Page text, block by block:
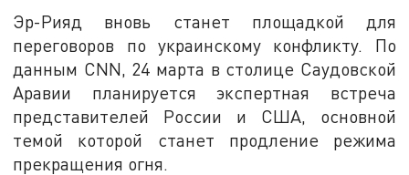
Эр-Рияд вновь станет площадкой для
переговоров по украинскому конфликту. По
данным CNN, 24 марта в столице Саудовской
Аравии планируется экспертная встреча
представителей России и США, основной
темой которой станет продление режима
прекращения огня.